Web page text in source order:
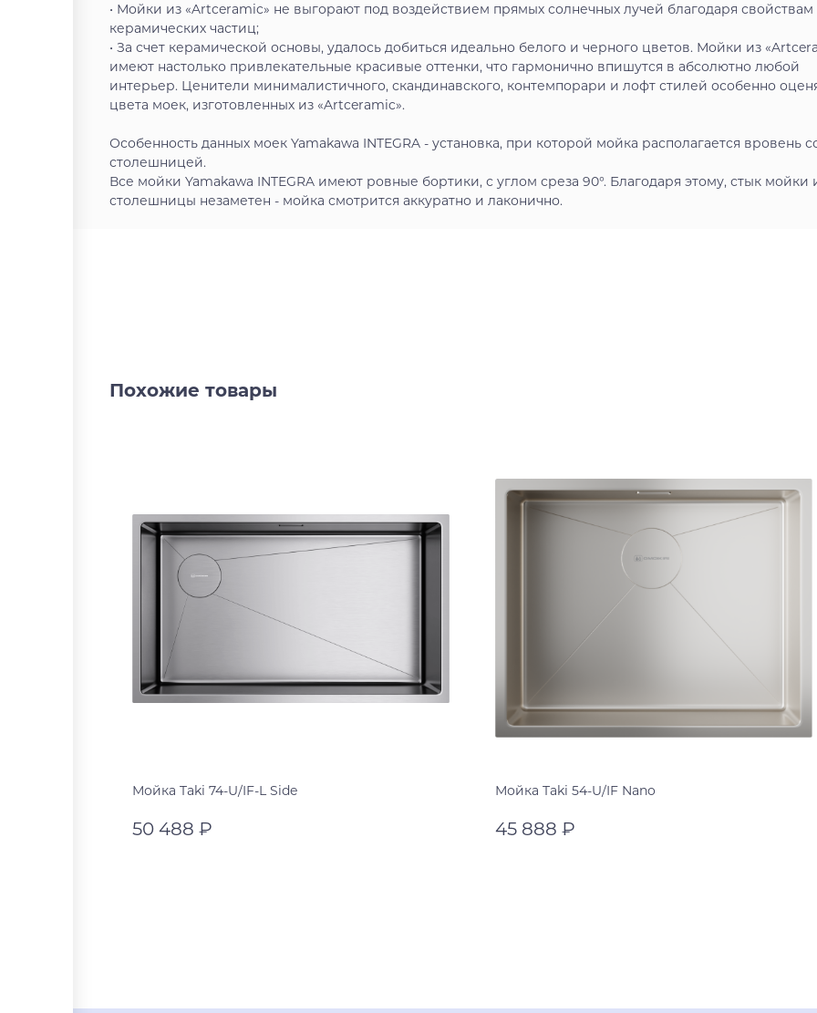
• Мойки из «Artceramic» не выгорают под воздействием прямых солнечных лучей благодаря свойствам
керамических частиц;
• За счет керамической основы, удалось добиться идеально белого и черного цветов. Мойки из
имеют настолько привлекательные красивые оттенки, что гармонично впишутся в абсолютно любой
интерьер. Ценители минималистичного, скандинавского, контемпорари и лофт стилей особенно
цвета моек, изготовленных из «Artceramic».
Особенность данных моек Yamakawa INTEGRA - установка, при которой мойка располагается вровень
столешницей.
Все мойки Yamakawa INTEGRA имеют ровные бортики, с углом среза 90°. Благодаря этому, стык мойки
столешницы незаметен - мойка смотрится аккуратно и лаконично.
Похожие товары
Мойка Taki 74-U/IF-L Side
50 488 ₽
Мойка Taki 54-U/IF Nano
45 888 ₽